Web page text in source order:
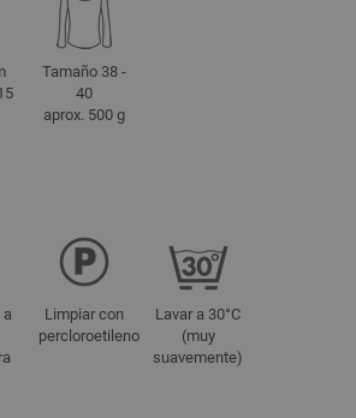
Tamaño 38 -
40
aprox. 500 g
a
Limpiar con
percloroetileno
Lavar a 30°C
(muy
suavemente)